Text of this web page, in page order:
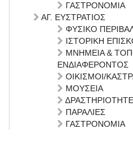
ΓΑΣΤΡΟΝΟΜΙΑ
ΑΓ. ΕΥΣΤΡΑΤΙΟΣ
ΦΥΣΙΚΟ
ΙΣΤΟΡΙΚΗ
ΜΝΗΜΕΙΑ &
ΕΝΔΙΑΦΕΡΟΝΤΟΣ
ΟΙΚΙΣΜΟΙ/
ΜΟΥΣΕΙΑ
ΠΑΡΑΛΙΕΣ
ΓΑΣΤΡΟΝΟΜΙΑ